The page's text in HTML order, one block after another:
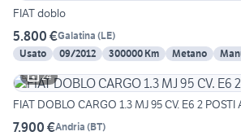
FIAT doblo
5.800 €Galatina (LE)
Usato
09/2012 300000 Km Metano
24
FIAT DOBLO CARGO 1.3 MJ 95 CV. E6 2 POSTI
7.900 €Andria (BT)